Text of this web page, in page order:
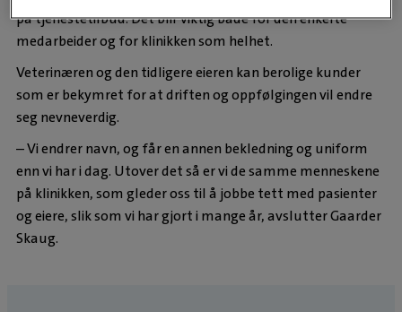
på tjenestetilbud. Det blir viktig både for den enkelte
medarbeider og for klinikken som helhet.
Veterinæren og den tidligere eieren kan berolige kunder
som er bekymret for at driften og oppfølgingen vil endre
seg nevneverdig.
– Vi endrer navn, og får en annen bekledning og uniform
enn vi har i dag. Utover det så er vi de samme menneskene
på klinikken, som gleder oss til å jobbe tett med pasienter
og eiere, slik som vi har gjort i mange år, avslutter Gaarder
Skaug.